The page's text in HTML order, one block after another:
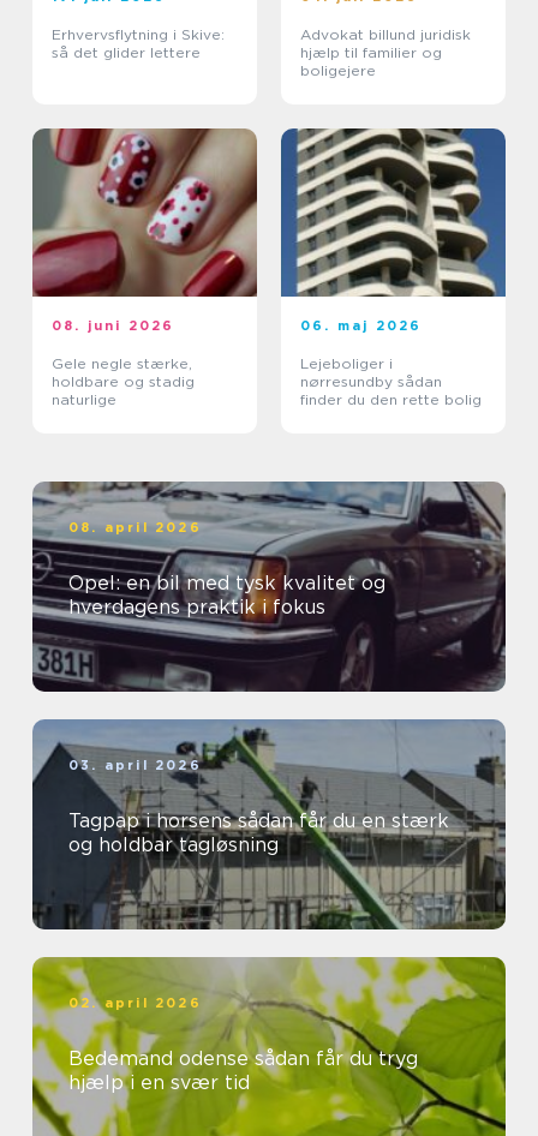
Erhvervsflytning i Skive:
så det glider lettere
Advokat billund juridisk
hjælp til familier og
boligejere
08. juni 2026
Gele negle stærke,
holdbare og stadig
naturlige
06. maj 2026
Lejeboliger i
nørresundby sådan
finder du den rette bolig
08. april 2026
Opel: en bil med tysk kvalitet og
hverdagens praktik i fokus
03. april 2026
Tagpap i horsens sådan får du en stærk
og holdbar tagløsning
02. april 2026
Bedemand odense sådan får du tryg
hjælp i en svær tid